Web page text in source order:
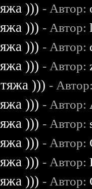
))) - Автор:
))) - Автор:
))) - Автор:
))) - Автор:
))) -
))) - Автор:
))) - Автор:
))) - Автор:
))) - Автор:
))) - Автор: